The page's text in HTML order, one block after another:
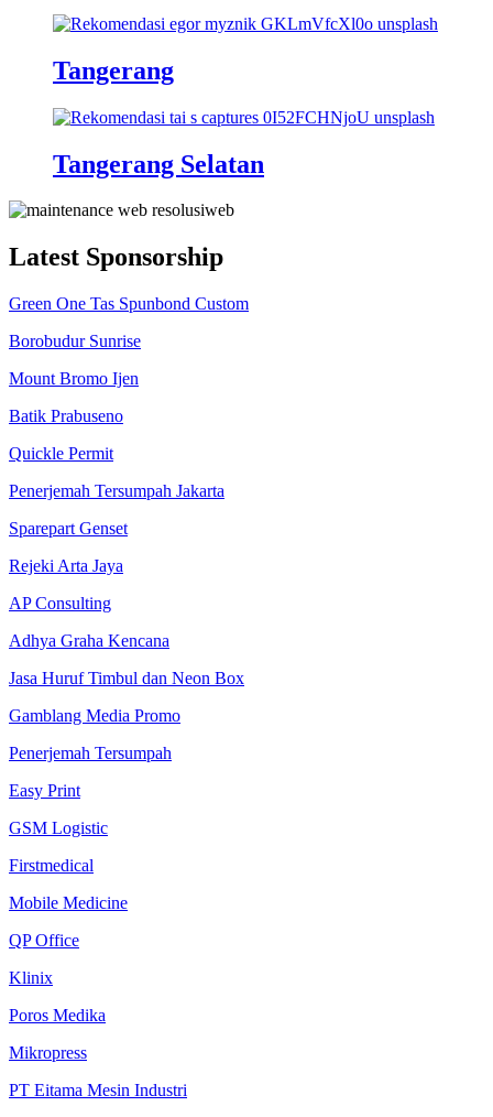
Tangerang
Tangerang Selatan
Latest Sponsorship
Green One Tas Spunbond Custom
Borobudur Sunrise
Mount Bromo Ijen
Batik Prabuseno
Quickle Permit
Penerjemah Tersumpah Jakarta
Sparepart Genset
Rejeki Arta Jaya
AP Consulting
Adhya Graha Kencana
Jasa Huruf Timbul dan Neon Box
Gamblang Media Promo
Penerjemah Tersumpah
Easy Print
GSM Logistic
Firstmedical
Mobile Medicine
QP Office
Klinix
Poros Medika
Mikropress
PT Eitama Mesin Industri